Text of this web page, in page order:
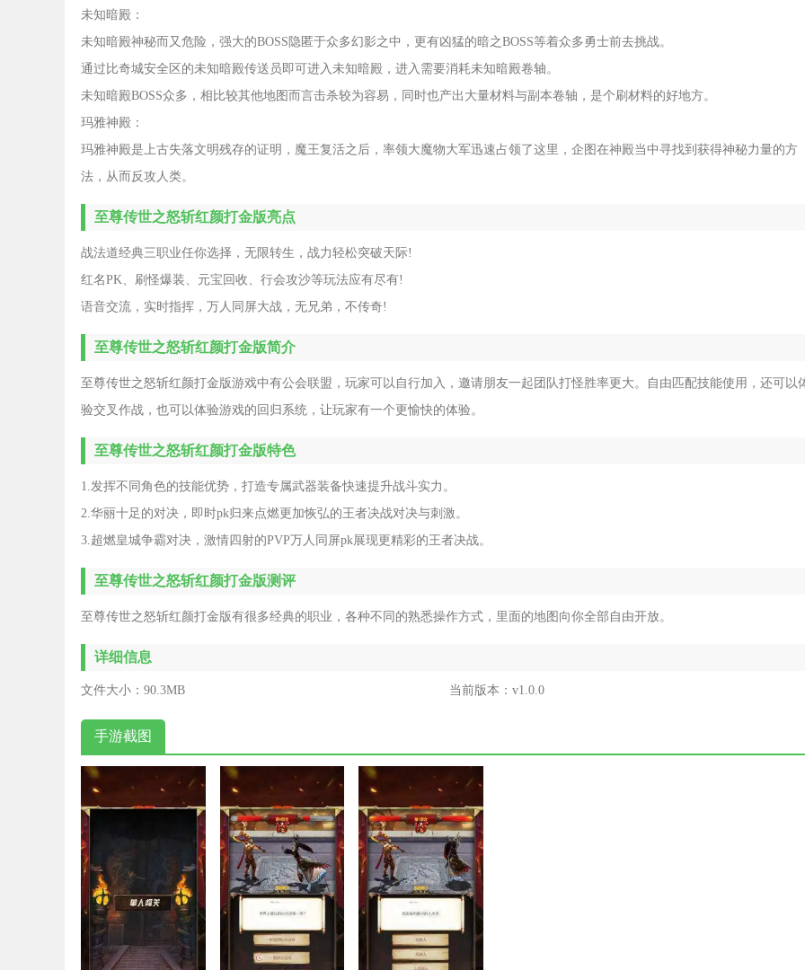
未知暗殿：
未知暗殿神秘而又危险，强大的BOSS隐匿于众多幻影之中，更有凶猛的暗之BOSS等着众多勇士前去挑战。
通过比奇城安全区的未知暗殿传送员即可进入未知暗殿，进入需要消耗未知暗殿卷轴。
未知暗殿BOSS众多，相比较其他地图而言击杀较为容易，同时也产出大量材料与副本卷轴，是个刷材料的好地方。
玛雅神殿：
玛雅神殿是上古失落文明残存的证明，魔王复活之后，率领大魔物大军迅速占领了这里，企图在神殿当中寻找到获得神秘力量的方
法，从而反攻人类。
至尊传世之怒斩红颜打金版亮点
战法道经典三职业任你选择，无限转生，战力轻松突破天际!
红名PK、刷怪爆装、元宝回收、行会攻沙等玩法应有尽有!
语音交流，实时指挥，万人同屏大战，无兄弟，不传奇!
至尊传世之怒斩红颜打金版简介
至尊传世之怒斩红颜打金版游戏中有公会联盟，玩家可以自行加入，邀请朋友一起团队打怪胜率更大。自由匹配技能使用，还可以
验交叉作战，也可以体验游戏的回归系统，让玩家有一个更愉快的体验。
至尊传世之怒斩红颜打金版特色
1.发挥不同角色的技能优势，打造专属武器装备快速提升战斗实力。
2.华丽十足的对决，即时pk归来点燃更加恢弘的王者决战对决与刺激。
3.超燃皇城争霸对决，激情四射的PVP万人同屏pk展现更精彩的王者决战。
至尊传世之怒斩红颜打金版测评
至尊传世之怒斩红颜打金版有很多经典的职业，各种不同的熟悉操作方式，里面的地图向你全部自由开放。
详细信息
文件大小： 90.3MB 当前版本： v1.0.0
手游截图